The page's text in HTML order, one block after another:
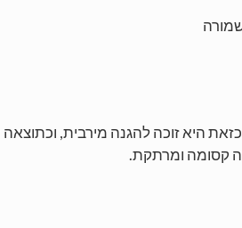
שייכת לפרוייקט שימור הטיגריסים מאז 1974.
קסומה ומרתקת.